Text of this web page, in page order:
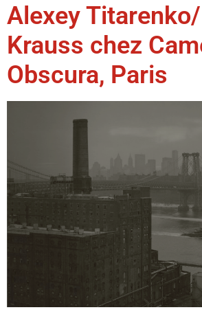
Alexey
Krauss chez
Obscura, Paris